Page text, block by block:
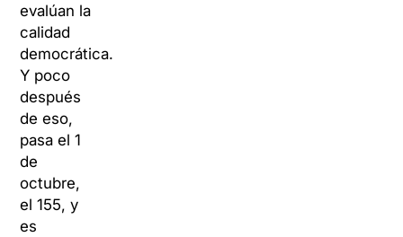
evalúan la
calidad
democrática.
Y poco
después
de eso,
pasa el 1
de
octubre,
el 155, y
es